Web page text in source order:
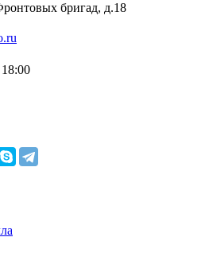
бригад, д.18